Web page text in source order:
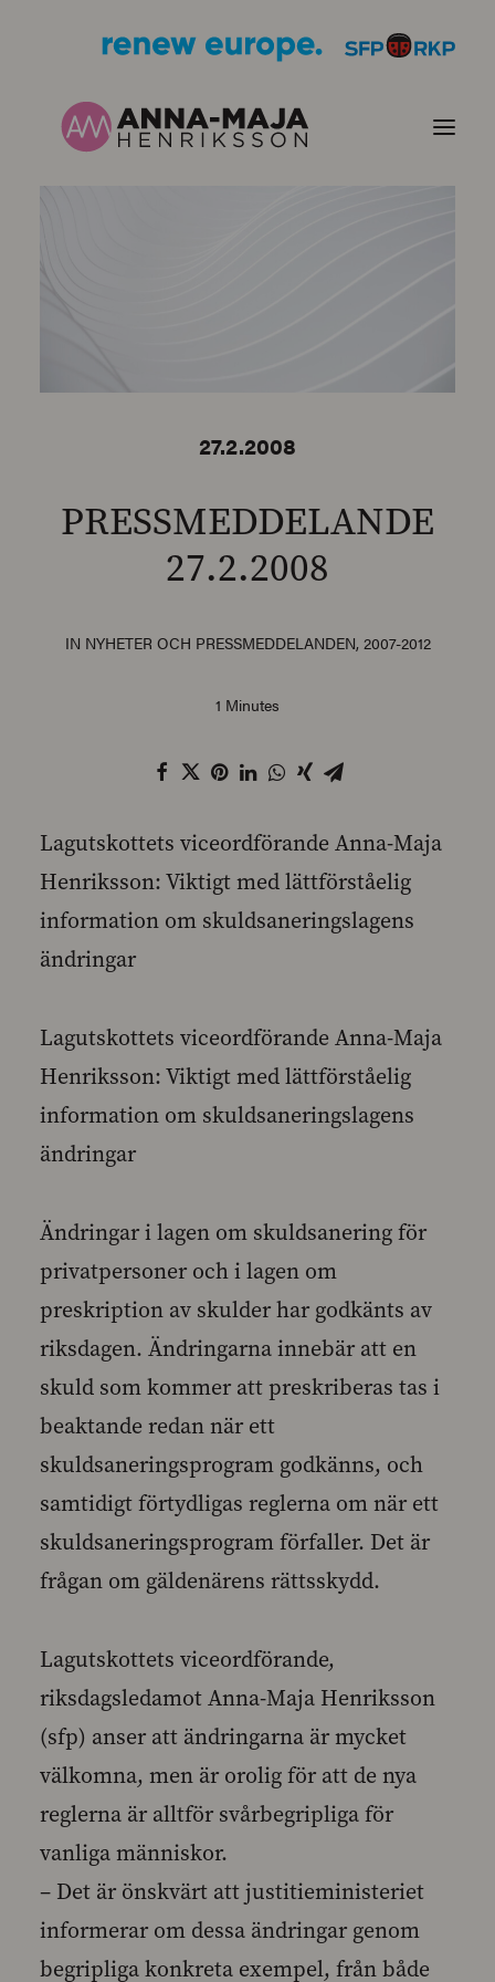
27.2.2008
PRESSMEDDELANDE
27.2.2008
IN NYHETER OCH PRESSMEDDELANDEN, 2007-2012
1 Minutes
Lagutskottets viceordförande Anna-Maja
Henriksson: Viktigt med lättförståelig
information om skuldsaneringslagens
ändringar
Lagutskottets viceordförande Anna-Maja
Henriksson: Viktigt med lättförståelig
information om skuldsaneringslagens
ändringar
Ändringar i lagen om skuldsanering för
privatpersoner och i lagen om
preskription av skulder har godkänts av
riksdagen. Ändringarna innebär att en
skuld som kommer att preskriberas tas i
beaktande redan när ett
skuldsaneringsprogram godkänns, och
samtidigt förtydligas reglerna om när ett
skuldsaneringsprogram förfaller. Det är
frågan om gäldenärens rättsskydd.
Lagutskottets viceordförande,
riksdagsledamot Anna-Maja Henriksson
(sfp) anser att ändringarna är mycket
välkomna, men är orolig för att de nya
reglerna är alltför svårbegripliga för
vanliga människor.
– Det är önskvärt att justitieministeriet
informerar om dessa ändringar genom
begripliga konkreta exempel, från både